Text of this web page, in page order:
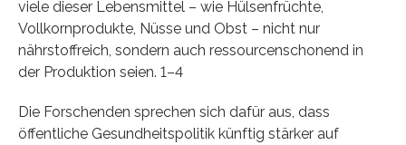
viele dieser Lebensmittel – wie Hülsenfrüchte,
Vollkornprodukte, Nüsse und Obst – nicht nur
nährstoffreich, sondern auch ressourcenschonend in
der Produktion seien. 1–4
Die Forschenden sprechen sich dafür aus, dass
öffentliche Gesundheitspolitik künftig stärker auf